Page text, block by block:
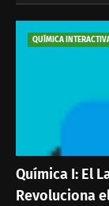
QUÍMICA
Química I: El
Revoluciona